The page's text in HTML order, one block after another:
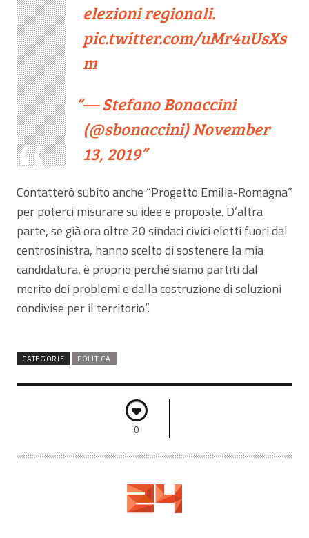
elezioni regionali.
pic.twitter.com/uMr4uUsXs
m
— Stefano Bonaccini
(@sbonaccini)November
13, 2019
Contatterò subito anche “Progetto Emilia-Romagna”
per poterci misurare su idee e proposte. D’altra
parte, se già ora oltre 20 sindaci civici eletti fuori dal
centrosinistra, hanno scelto di sostenere la mia
candidatura, è proprio perché siamo partiti dal
merito dei problemi e dalla costruzione di soluzioni
condivise per il territorio”.
CATEGORIE POLITICA
0